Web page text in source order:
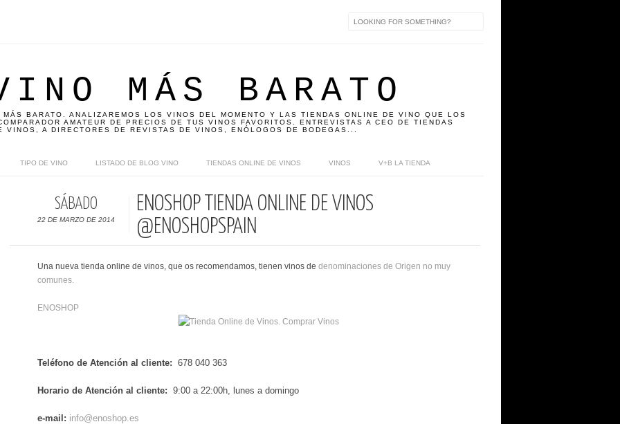
MÁS BARATO
BARATO. ANALIZAREMOS LOS VINOS DEL MOMENTO Y LAS TIENDAS ONLINE DE VINO QUE LOS
AMATEUR DE PRECIOS DE TUS VINOS FAVORITOS. ENTREVISTAS A CEO DE TIENDAS
VINOS, A DIRECTORES DE REVISTAS DE VINOS, ENÓLOGOS DE BODEGAS...
TIPO DE VINO LISTADO DE BLOG VINO TIENDAS ONLINE DE VINOS VINOS V+B LA TIENDA
SÁBADO
22 DE MARZO DE 2014
ENOSHOP TIENDA ONLINE DE VINOS
@ENOSHOPSPAIN
Una nueva tienda online de vinos, que os recomendamos, tienen vinos de denominaciones de Origen no muy
comunes.
ENOSHOP
Teléfono de Atención al cliente: 678 040 363
Horario de Atención al cliente: 9:00 a 22:00h, lunes a domingo
e-mail: info@enoshop.es